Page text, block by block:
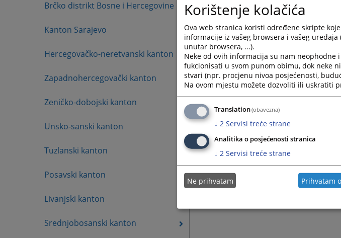
Brčko distrikt Bosne i Hercegovine
Kanton Sarajevo
Hercegovačko-neretvanski kanton
Zapadnohercegovački kanton
Zeničko-dobojski kanton
Unsko-sanski kanton
Tuzlanski kanton
Posavski kanton
Livanjski kanton
Srednjobosanski kanton
email:
tel: 051 338 481
mob: 066 240 018
Korištenje kolačića
Ova web stranica koristi određene skripte
informacije iz vašeg browsera i vašeg
unutar browsera, ...).
Neke od ovih informacija su nam neophodne
fukcionisati u svom punom obimu, dok neke
stvari (npr. procjenu nivoa posjećenosti,
Na ovom mjestu možete dozvoliti ili uskratiti
Translation(obavezna)
↓ 2 Servisi treće strane
Analitika o posjećenosti stranica
↓ 2 Servisi treće strane
Ne prihvatam Prihvatam